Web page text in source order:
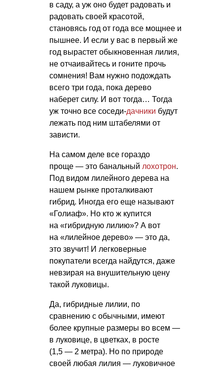
в саду, а уж оно будет радовать и
радовать своей красотой,
становясь год от года все мощнее и
пышнее. И если у вас в первый же
год вырастет обыкновенная лилия,
не отчаивайтесь и гоните прочь
сомнения! Вам нужно подождать
всего три года, пока дерево
наберет силу. И вот тогда… Тогда
уж точно все соседи-дачники будут
лежать под ним штабелями от
зависти.
На самом деле все гораздо
проще — это банальный лохотрон.
Под видом лилейного дерева на
нашем рынке проталкивают
гибрид. Иногда его еще называют
«Голиаф». Но кто ж купится
на «гибридную лилию»? А вот
на «лилейное дерево» — это да,
это звучит! И легковерные
покупатели всегда найдутся, даже
невзирая на внушительную цену
такой луковицы.
Да, гибридные лилии, по
сравнению с обычными, имеют
более крупные размеры во всем —
в луковице, в цветках, в росте
(1,5 — 2 метра). Но по природе
своей любая лилия — луковичное